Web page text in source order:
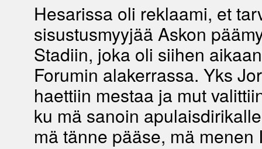
Hesarissa oli reklaami, et
sisustusmyyjää Askon
Stadiin, joka oli siihen
Forumin alakerrassa. Yks
haettiin mestaa ja mut
ku mä sanoin
mä tänne pääse, mä menen